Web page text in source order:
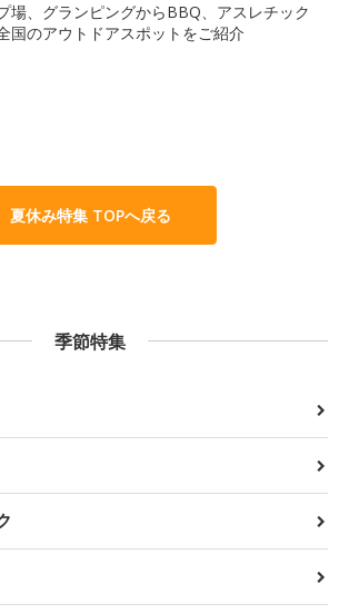
場、グランピングからBBQ、アスレチック
国のアウトドアスポットをご紹介
夏休み特集 TOPへ戻る
季節特集